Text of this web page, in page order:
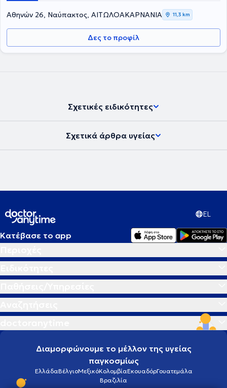
Αθηνών 26, Ναύπακτος, ΑΙΤΩΛΟΑΚΑΡΝΑΝΙΑ 11,3 km
Δες το προφίλ
Σχετικές ειδικότητες
Σχετικά άρθρα υγείας
EL
Κατέβασε το app
Διαμορφώνουμε το μέλλον της υγείας
παγκοσμίως
ΕλλάδαΒέλγιοΜεξικόΚολομβίαΕκουαδόρΓουατεμάλα
Βραζιλία